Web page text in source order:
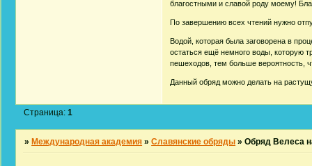
благостными и славой роду моему!
По завершению всех чтений нужно
Водой, которая была заговорена в
остаться ещё немного воды, которую
пешеходов, тем больше вероятность,
Данный обряд можно делать на
Страница:1
» Международная академия »Славянские обряды »Обряд Велеса